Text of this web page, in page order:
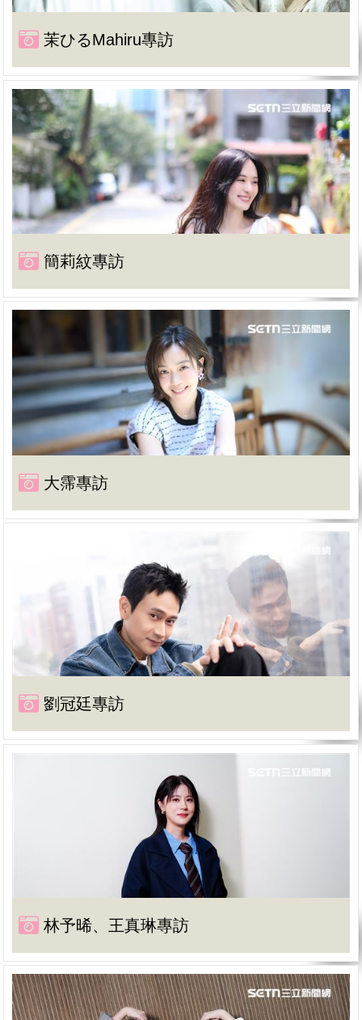
茉ひるMahiru專訪
簡莉紋專訪
大霈專訪
劉冠廷專訪
林予晞、王真琳專訪